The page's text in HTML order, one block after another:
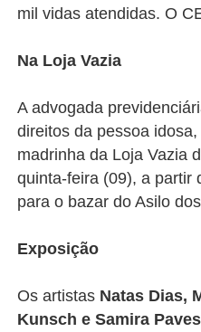
mil vidas atendidas. O
Na Loja Vazia
A advogada
direitos da pessoa
madrinha da Loja Vazia
quinta-feira (09), a partir
para o bazar do Asilo
Exposição
Os artistas Natas Dias,
Kunsch e Samira